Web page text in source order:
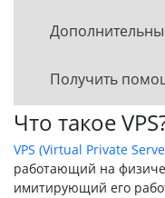
Получить
Что такое
VPS (Virtual Private
работающий на
имитирующий его